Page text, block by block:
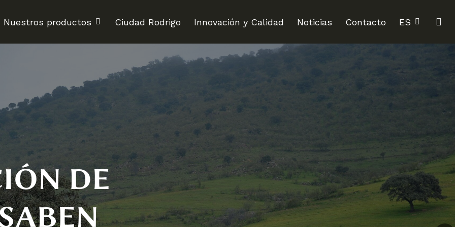
Nuestros productos Ciudad Rodrigo Innovación y Calidad Noticias Contacto ES
DE